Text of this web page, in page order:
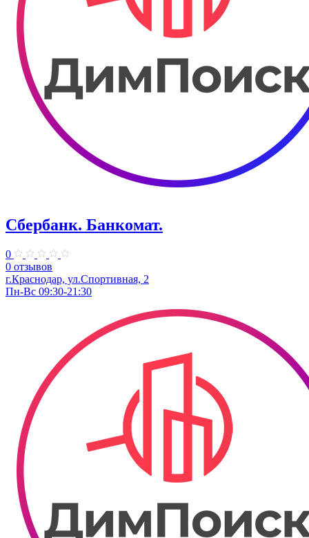
Сбербанк. Банкомат.
0
0 отзывов
г.Краснодар, ул.​Спортивная, 2
Пн-Вс 09:30-21:30